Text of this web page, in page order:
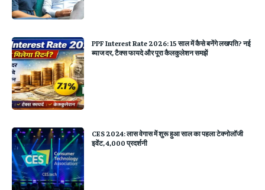
PPF Interest Rate 2026: 15 साल में कैसे बनेंगे लखपति? नई
ब्याज दर, टैक्स फायदे और पूरा कैलकुलेशन समझें
CES 2024: लास वेगास में शुरू हुआ साल का पहला टेक्नोलॉजी
इवेंट, 4,000 प्रदर्शनी